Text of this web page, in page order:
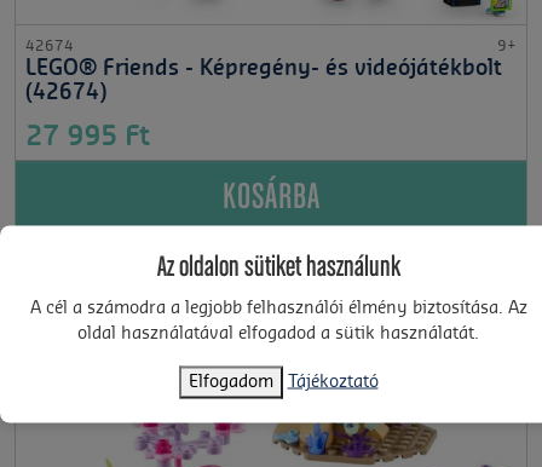
42674 9+
LEGO® Friends - Képregény- és videójátékbolt
(42674)
27 995 Ft
KOSÁRBA
Az oldalon sütiket használunk
A cél a számodra a legjobb felhasználói élmény biztosítása. Az
oldal használatával elfogadod a sütik használatát.
Elfogadom Tájékoztató